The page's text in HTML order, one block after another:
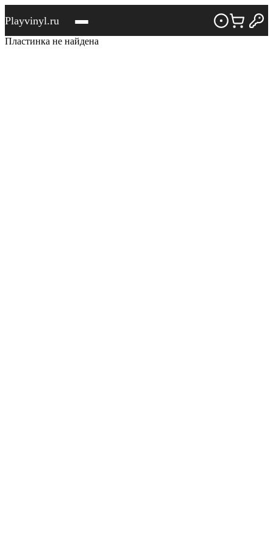
Playvinyl.ru
Пластинка не найдена